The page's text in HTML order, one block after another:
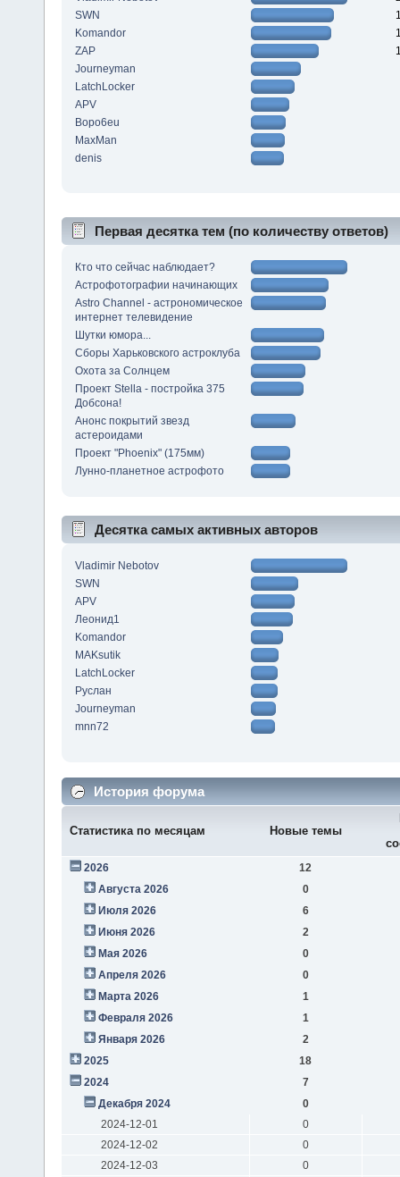
SWN
Komandor
ZAP
Journeyman
LatchLocker
APV
Bopo6eu
MaxMan
denis
Первая десятка тем (по количеству ответов)
Кто что сейчас наблюдает?
Астрофотографии начинающих
Astro Channel - астрономическое
интернет телевидение
Шутки юмора...
Сборы Харьковского астроклуба
Охота за Солнцем
Проект Stella - постройка 375
Добсона!
Анонс покрытий звезд
астероидами
Проект "Phoenix" (175мм)
Лунно-планетное астрофото
Десятка самых активных авторов
Vladimir Nebotov
SWN
APV
Леонид1
Komandor
MAKsutik
LatchLocker
Руслан
Journeyman
mnn72
История форума
Статистика по месяцам Новые темы
2026
12
Августа 2026
0
Июля 2026
6
Июня 2026
2
Мая 2026
0
Апреля 2026
0
Марта 2026
1
Февраля 2026
1
Января 2026
2
2025
18
2024
7
Декабря 2024
0
2024-12-01
0
2024-12-02
0
2024-12-03
0